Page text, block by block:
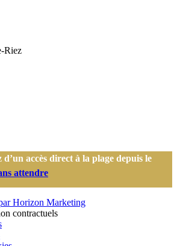
Riez
accès direct à la plage depuis le
attendre
Horizon Marketing
contractuels